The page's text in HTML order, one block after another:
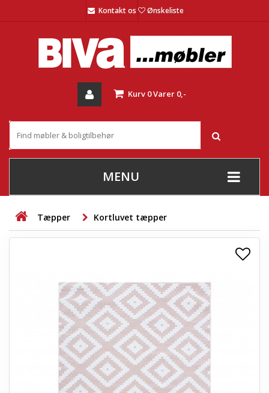
Kontakt os Ønskeliste
Kurv 0Varer 0,-
MENU
+
STUE
+
BØRNEMØBLER
KONTORMØBLER
Tæpper Kortluvet tæpper